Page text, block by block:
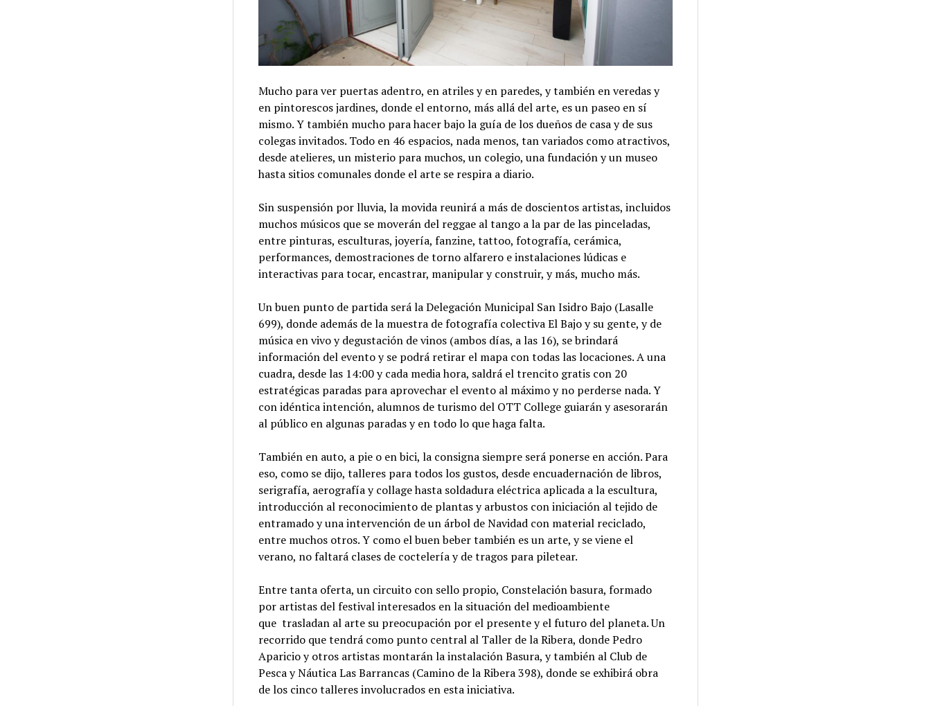
Mucho para ver puertas adentro, en atriles y en paredes, y también en veredas y
en pintorescos jardines, donde el entorno, más allá del arte, es un paseo en sí
mismo. Y también mucho para hacer bajo la guía de los dueños de casa y de sus
colegas invitados. Todo en 46 espacios, nada menos, tan variados como atractivos,
desde atelieres, un misterio para muchos, un colegio, una fundación y un museo
hasta sitios comunales donde el arte se respira a diario.
Sin suspensión por lluvia, la movida reunirá a más de doscientos artistas, incluidos
muchos músicos que se moverán del reggae al tango a la par de las pinceladas,
entre pinturas, esculturas, joyería, fanzine, tattoo, fotografía, cerámica,
performances, demostraciones de torno alfarero e instalaciones lúdicas e
interactivas para tocar, encastrar, manipular y construir, y más, mucho más.
Un buen punto de partida será la Delegación Municipal San Isidro Bajo (Lasalle
699), donde además de la muestra de fotografía colectiva El Bajo y su gente, y de
música en vivo y degustación de vinos (ambos días, a las 16), se brindará
información del evento y se podrá retirar el mapa con todas las locaciones. A una
cuadra, desde las 14:00 y cada media hora, saldrá el trencito gratis con 20
estratégicas paradas para aprovechar el evento al máximo y no perderse nada. Y
con idéntica intención, alumnos de turismo del OTT College guiarán y asesorarán
al público en algunas paradas y en todo lo que haga falta.
También en auto, a pie o en bici, la consigna siempre será ponerse en acción. Para
eso, como se dijo, talleres para todos los gustos, desde encuadernación de libros,
serigrafía, aerografía y collage hasta soldadura eléctrica aplicada a la escultura,
introducción al reconocimiento de plantas y arbustos con iniciación al tejido de
entramado y una intervención de un árbol de Navidad con material reciclado,
entre muchos otros. Y como el buen beber también es un arte, y se viene el
verano, no faltará clases de coctelería y de tragos para piletear.
Entre tanta oferta, un circuito con sello propio, Constelación basura, formado
por artistas del festival interesados en la situación del medioambiente
que trasladan al arte su preocupación por el presente y el futuro del planeta. Un
recorrido que tendrá como punto central al Taller de la Ribera, donde Pedro
Aparicio y otros artistas montarán la instalación Basura, y también al Club de
Pesca y Náutica Las Barrancas (Camino de la Ribera 398), donde se exhibirá obra
de los cinco talleres involucrados en esta iniciativa.